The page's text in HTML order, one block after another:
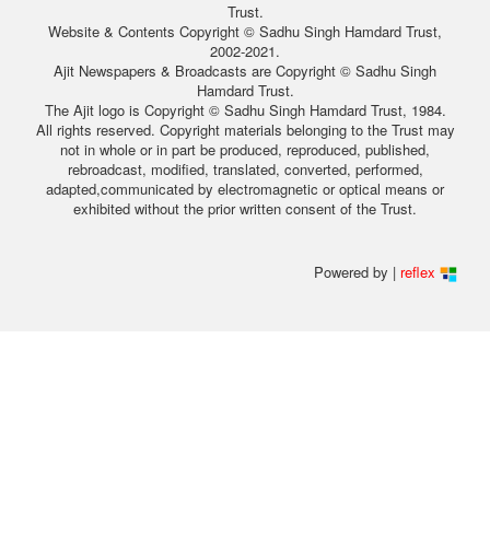
Trust.
Website & Contents Copyright © Sadhu Singh Hamdard Trust,
2002-2021.
Ajit Newspapers & Broadcasts are Copyright © Sadhu Singh
Hamdard Trust.
The Ajit logo is Copyright © Sadhu Singh Hamdard Trust, 1984.
All rights reserved. Copyright materials belonging to the Trust may
not in whole or in part be produced, reproduced, published,
rebroadcast, modified, translated, converted, performed,
adapted,communicated by electromagnetic or optical means or
exhibited without the prior written consent of the Trust.
Powered by | reflex